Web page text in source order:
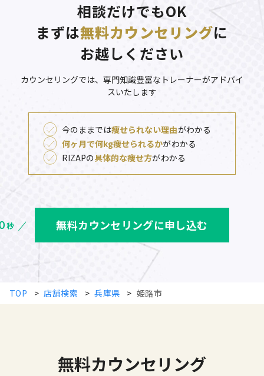
相談だけでもOK
まずは無料カウンセリングに
お越しください
カウンセリングでは、専門知識豊富なトレーナーがアドバイ
スいたします
今のままでは痩せられない理由がわかる
何ヶ月で何kg痩せられるかがわかる
RIZAPの具体的な痩せ方がわかる
無料カウンセリングに申し込む
TOP > 店舗検索 > 兵庫県 > 姫路市
無料カウンセリング